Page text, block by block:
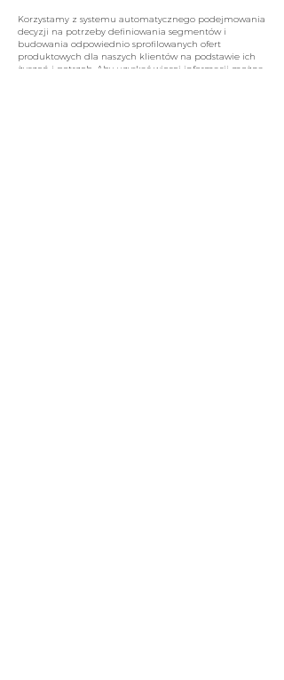
Korzystamy z systemu automatycznego podejmowania
decyzji na potrzeby definiowania segmentów i
budowania odpowiednio sprofilowanych ofert
produktowych dla naszych klientów na podstawie ich
życzeń i potrzeb. Aby uzyskać więcej informacji można